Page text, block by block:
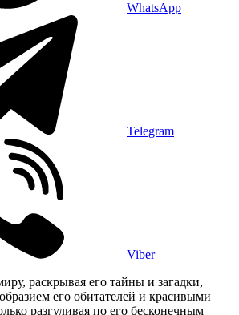
WhatsApp
Telegram
Viber
раскрывая его тайны и загадки,
его обитателей и красивыми
разгуливая по его бесконечным